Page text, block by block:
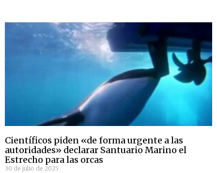
Científicos piden «de forma urgente a las
autoridades» declarar Santuario Marino el
Estrecho para las orcas
30 de julio de 2025